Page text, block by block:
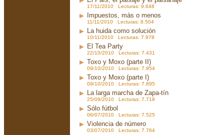
17/11/2010 Lecturas: 9.648
Impuestos, más o menos
11/11/2010 Lecturas: 8.504
La huida como solución
10/11/2010 Lecturas: 7.978
El Tea Party
22/10/2010 Lecturas: 7.431
Toxo y Moxo (parte II)
09/10/2010 Lecturas: 7.954
Toxo y Moxo (parte I)
09/10/2010 Lecturas: 7.895
La larga marcha de Zapa-tín
25/09/2010 Lecturas: 7.718
Sólo fútbol
06/07/2010 Lecturas: 7.525
Violencia de número
03/07/2010 Lecturas: 7.764